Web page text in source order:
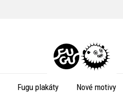
Fugu plakáty Nové motivy